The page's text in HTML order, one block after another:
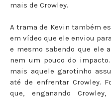
mais de Crowley.
A trama de Kevin também
em vídeo que ele enviou
e mesmo sabendo que ele
nem um pouco do
mais aquele garotinho
até de enfrentar Crowley.
que, enganando